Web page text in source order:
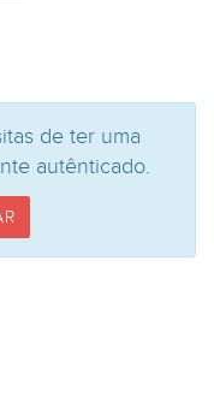
de ter uma
autênticado.